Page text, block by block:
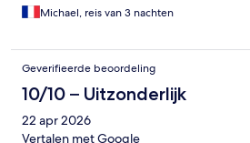
Michael, reis van 3 nachten
Geverifieerde beoordeling
10/10 – Uitzonderlijk
22 apr 2026
Vertalen met Google